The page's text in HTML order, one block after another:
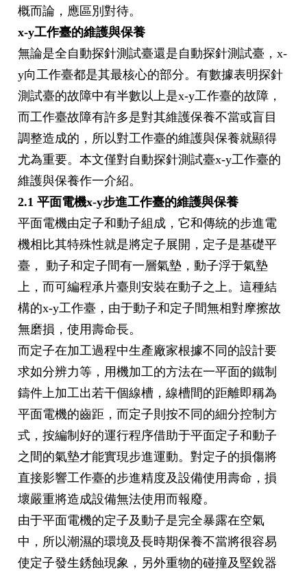
概而論，應區別對待。
x-y工作臺的維護與保養
無論是全自動探針測試臺還是自動探針測試臺，x-
y向工作臺都是其最核心的部分。有數據表明探針
測試臺的故障中有半數以上是x-y工作臺的故障，
而工作臺故障有許多是對其維護保養不當或盲目
調整造成的，所以對工作臺的維護與保養就顯得
尤為重要。本文僅對自動探針測試臺x-y工作臺的
維護與保養作一介紹。
2.1 平面電機x-y步進工作臺的維護與保養
平面電機由定子和動子組成，它和傳統的步進電
機相比其特殊性就是將定子展開，定子是基礎平
臺， 動子和定子間有一層氣墊，動子浮于氣墊
上，而可編程承片臺則安裝在動子之上。這種結
構的x-y工作臺，由于動子和定子間無相對摩擦故
無磨損，使用壽命長。
而定子在加工過程中生產廠家根據不同的設計要
求如分辨力等，用機加工的方法在一平面的鐵制
鑄件上加工出若干個線槽，線槽間的距離即稱為
平面電機的齒距，而定子則按不同的細分控制方
式，按編制好的運行程序借助于平面定子和動子
之間的氣墊才能實現步進運動。對定子的損傷將
直接影響工作臺的步進精度及設備使用壽命，損
壞嚴重將造成設備無法使用而報廢。
由于平面電機的定子及動子是完全暴露在空氣
中，所以潮濕的環境及長時期保養不當將很容易
使定子發生銹蝕現象，另外重物的碰撞及堅銳器